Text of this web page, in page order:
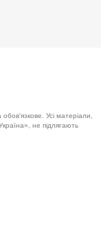
Усі матеріали,
не підлягають